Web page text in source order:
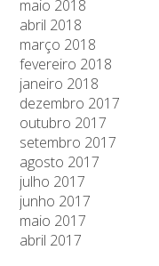
maio 2018
abril 2018
março 2018
fevereiro 2018
janeiro 2018
dezembro 2017
outubro 2017
setembro 2017
agosto 2017
julho 2017
junho 2017
maio 2017
abril 2017